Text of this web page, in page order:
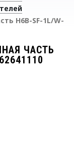
H6B-SF-1L/W-
ЧАСТЬ